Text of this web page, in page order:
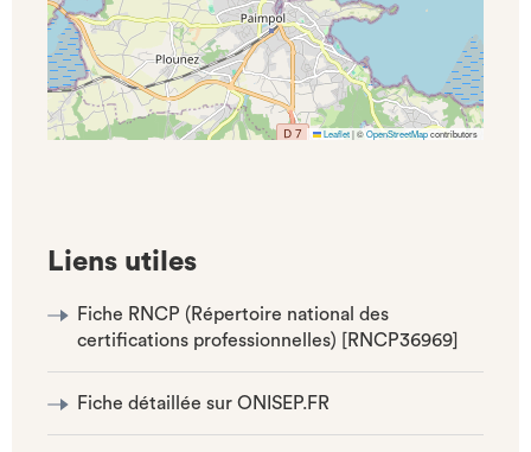
Leaflet|©OpenStreetMapcontributors
Liens utiles
Fiche RNCP (Répertoire national des
certifications professionnelles) [RNCP36969]
Fiche détaillée sur ONISEP.FR